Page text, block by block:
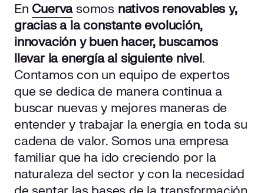
En Cuervasomos nativos renovables y,
gracias a la constante evolución,
innovación y buen hacer, buscamos
llevar la energía al siguiente nivel.
Contamos con un equipo de expertos
que se dedica de manera continua a
buscar nuevas y mejores maneras de
entender y trabajar la energía en toda su
cadena de valor. Somos una empresa
familiar que ha ido creciendo por la
naturaleza del sector y con la necesidad